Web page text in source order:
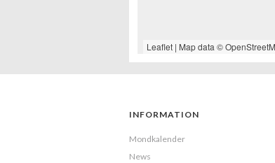
Leaflet| Map data ©
INFORMATION
Mondkalender
News